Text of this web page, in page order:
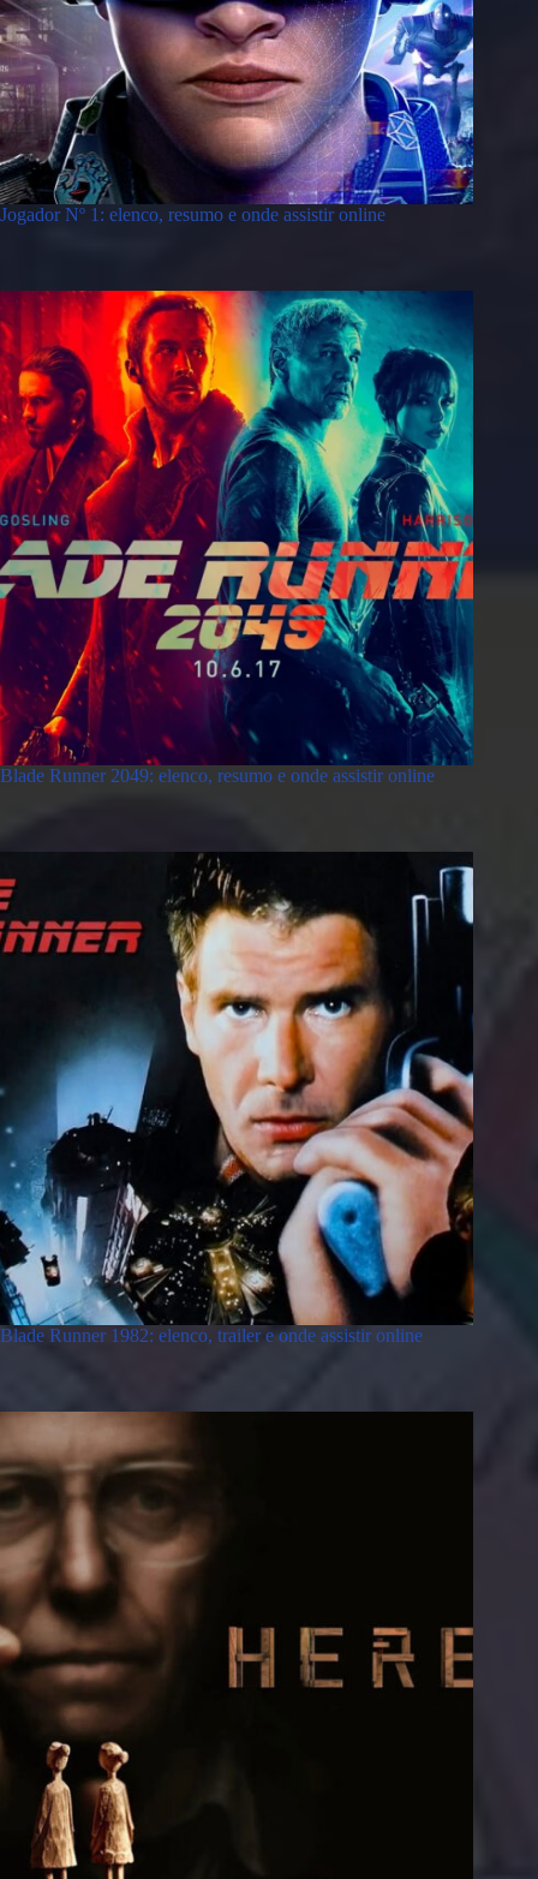
Jogador Nº 1: elenco, resumo e onde assistir online
Blade Runner 2049: elenco, resumo e onde assistir online
Blade Runner 1982: elenco, trailer e onde assistir online